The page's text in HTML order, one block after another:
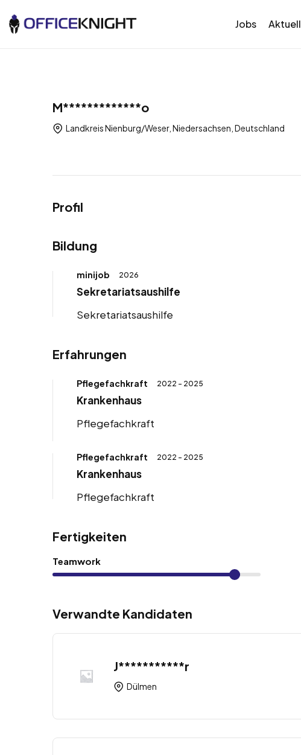
Jobs Aktuell
M*************o
Landkreis Nienburg/Weser, Niedersachsen, Deutschland
Profil
Bildung
minijob 2026
Sekretariatsaushilfe
Sekretariatsaushilfe
Erfahrungen
Pflegefachkraft 2022 - 2025
Krankenhaus
Pflegefachkraft
Pflegefachkraft 2022 - 2025
Krankenhaus
Pflegefachkraft
Fertigkeiten
Teamwork
Verwandte Kandidaten
J***********r
Dülmen